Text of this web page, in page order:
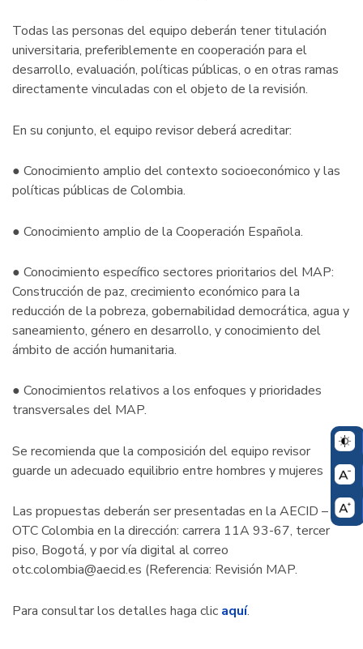
Todas las personas del equipo deberán tener titulación
universitaria, preferiblemente en cooperación para el
desarrollo, evaluación, políticas públicas, o en otras ramas
directamente vinculadas con el objeto de la revisión.
En su conjunto, el equipo revisor deberá acreditar:
● Conocimiento amplio del contexto socioeconómico y las
políticas públicas de Colombia.
● Conocimiento amplio de la Cooperación Española.
● Conocimiento específico sectores prioritarios del MAP:
Construcción de paz, crecimiento económico para la
reducción de la pobreza, gobernabilidad democrática, agua y
saneamiento, género en desarrollo, y conocimiento del
ámbito de acción humanitaria.
● Conocimientos relativos a los enfoques y prioridades
transversales del MAP.
Se recomienda que la composición del equipo revisor
guarde un adecuado equilibrio entre hombres y mujeres
Las propuestas deberán ser presentadas en la AECID –
OTC Colombia en la dirección: carrera 11A 93-67, tercer
piso, Bogotá, y por vía digital al correo
otc.colombia@aecid.es (Referencia: Revisión MAP.
Para consultar los detalles haga clic aquí.